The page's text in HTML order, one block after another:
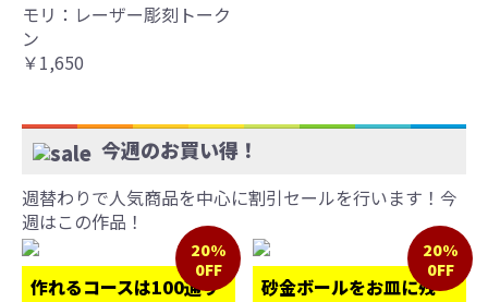
モリ：レーザー彫刻トーク
ン
￥1,650
今週のお買い得！
週替わりで人気商品を中心に割引セールを行います！今
週はこの作品！
作れるコースは100通り
20%
0FF
砂金ボールをお皿に残
20%
0FF